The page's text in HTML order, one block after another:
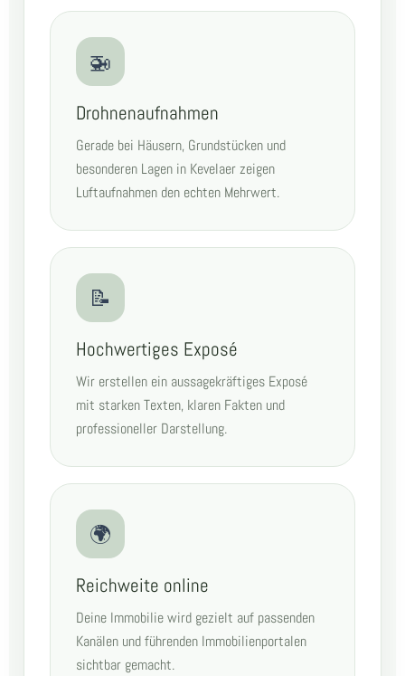
🚁
Drohnenaufnahmen
Gerade bei Häusern, Grundstücken und
besonderen Lagen in Kevelaer zeigen
Luftaufnahmen den echten Mehrwert.
📝
Hochwertiges Exposé
Wir erstellen ein aussagekräftiges Exposé
mit starken Texten, klaren Fakten und
professioneller Darstellung.
🌍
Reichweite online
Deine Immobilie wird gezielt auf passenden
Kanälen und führenden Immobilienportalen
sichtbar gemacht.